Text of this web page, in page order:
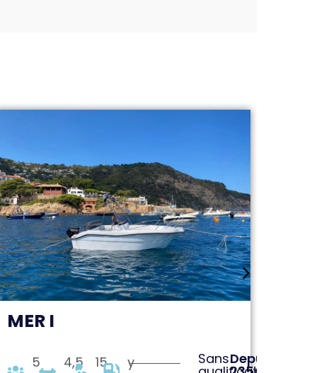
MER I
5
4,5
15
y
SansDepuis: